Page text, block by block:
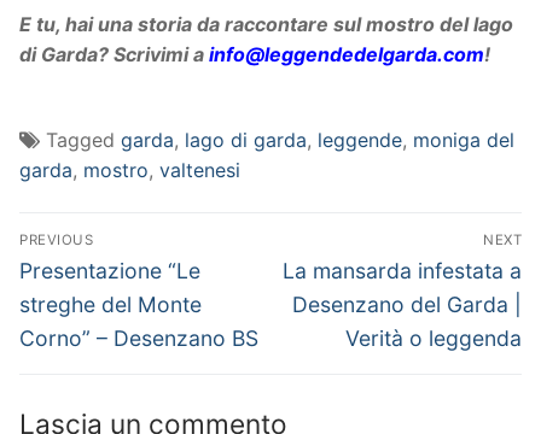
E tu, hai una storia da raccontare sul mostro del lago
di Garda? Scrivimi a info@leggendedelgarda.com!
Tagged garda, lago di garda, leggende, moniga del
garda, mostro, valtenesi
Navigazione
articoli
PREVIOUS
Previous
post:
Presentazione “Le
streghe del Monte
Corno” – Desenzano BS
NEXT
Next
post:
La mansarda infestata a
Desenzano del Garda |
Verità o leggenda
Lascia un commento